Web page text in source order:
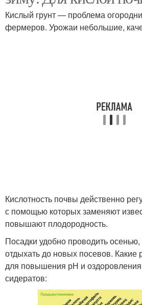
Кислый грунт — проблема
фермеров. Урожаи небольшие,
Кислотность почвы действенно
с помощью которых заменяют
повышают плодородность.
Посадки удобно проводить осенью,
отдыхать до новых посевов. Какие
для повышения рН и
сидератов: